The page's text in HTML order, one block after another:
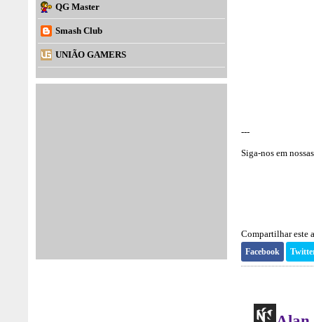
---
Siga-nos em
Compartilhar este
Facebook
QG Master
Smash Club
UNIÃO GAMERS